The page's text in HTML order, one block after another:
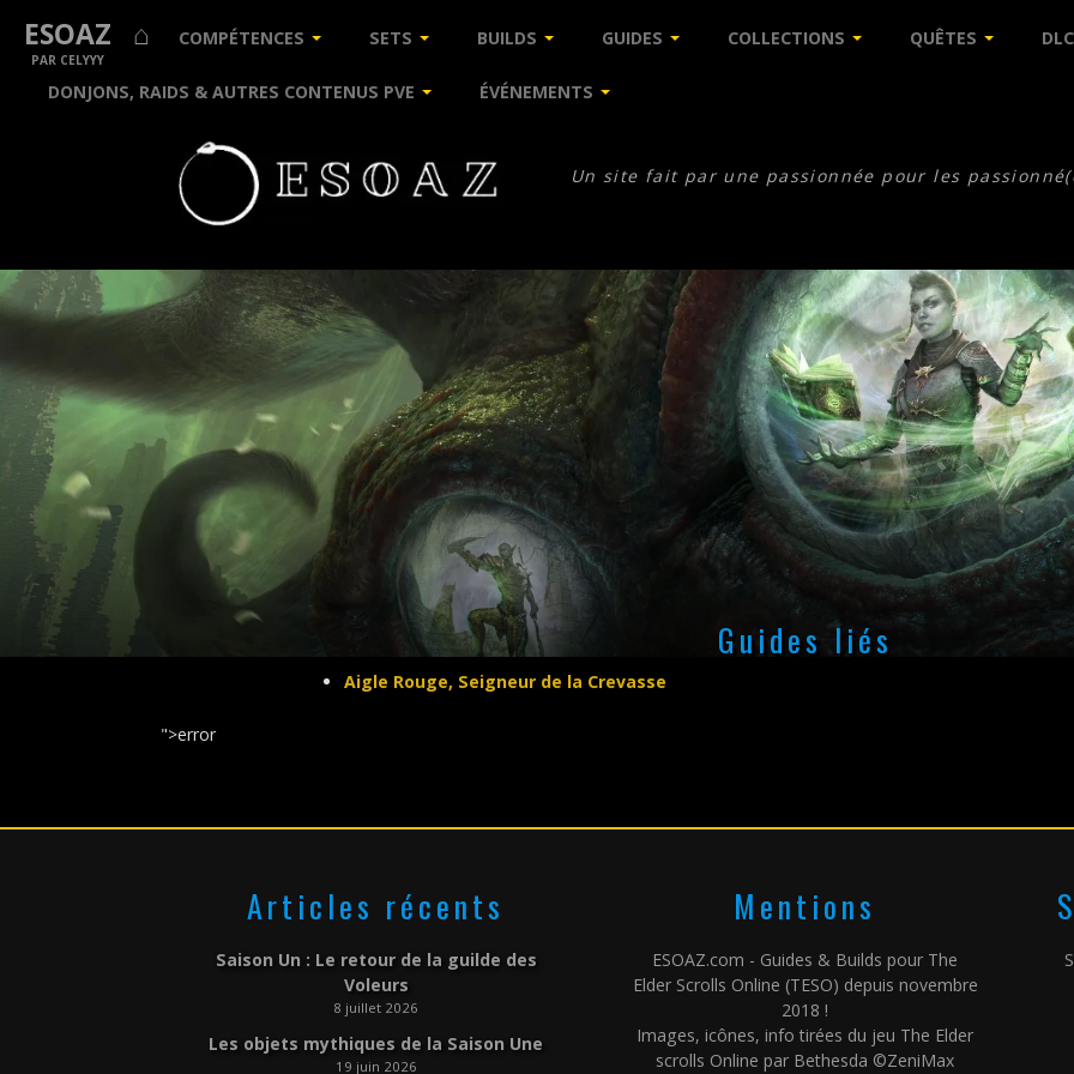
Un site fait par une passionnée pour les
ESOAZ ⌂
PAR CELYYY
COMPÉTENCES SETS BUILDS GUIDES COLLECTIONS QUÊTES
DONJONS, RAIDS & AUTRES CONTENUS PVE ÉVÉNEMENTS
Guides
&
The
Elder
Scrolls
Online
Guides liés
Aigle Rouge, Seigneur de la Crevasse
">error
Articles récents
Saison Un : Le retour de la guilde des
Voleurs
8 juillet 2026
Les objets mythiques de la Saison Une
19 juin 2026
Mentions
ESOAZ.com - Guides & Builds pour The
Elder Scrolls Online (TESO) depuis novembre
2018 !
Images, icônes, info tirées du jeu The Elder
scrolls Online par Bethesda ©ZeniMax